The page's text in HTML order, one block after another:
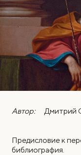
Автор: Дмитрий
Предисловие к
библиография.